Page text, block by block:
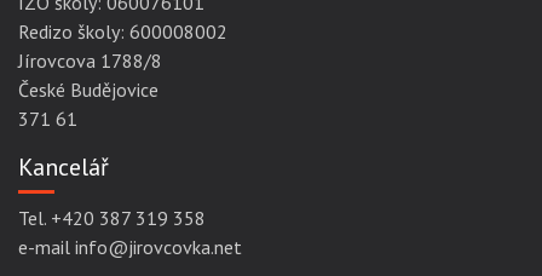
Redizo školy: 600008002
Jírovcova 1788/8
České Budějovice
371 61
Kancelář
Tel. +420 387 319 358
e-mail info@jirovcovka.net